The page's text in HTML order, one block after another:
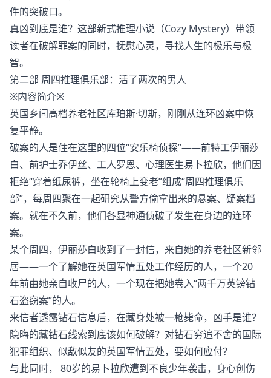
件的突破口。
真凶到底是谁？这部新式推理小说（Cozy Mystery）带领
读者在破解罪案的同时，抚慰心灵，寻找人生的极乐与极
智。
第二部 周四推理俱乐部：活了两次的男人
※内容简介※
英国乡间高档养老社区库珀斯·切斯，刚刚从连环凶案中恢
复平静。
破案的人是住在这里的四位“安乐椅侦探”——前特工伊丽莎
白、前护士乔伊丝、工人罗恩、心理医生易卜拉欣，他们因
拒绝“穿着纸尿裤，坐在轮椅上变老”组成“周四推理俱乐
部”，每周四聚在一起研究从警方偷拿出来的悬案、疑案档
案。就在不久前，他们各显神通侦破了发生在身边的连环
案。
某个周四，伊丽莎白收到了一封信，来自她的养老社区新邻
居——一个了解她在英国军情五处工作经历的人，一个20
年前由她亲自收尸的人，一个现在把她卷入“两千万英镑钻
石盗窃案”的人。
来信者透露钻石信息后，在藏身处被一枪毙命，凶手是谁？
隐晦的藏钻石线索到底该如何破解？对钻石穷追不舍的国际
犯罪组织、似敌似友的英国军情五处，要如何应付？
与此同时， 80岁的易卜拉欣遭到不良少年袭击，身心创伤